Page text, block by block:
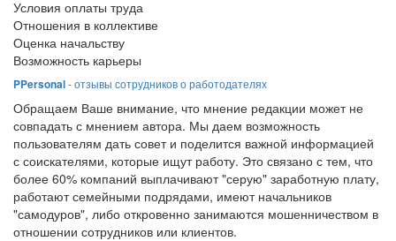
Условия оплаты труда
Отношения в коллективе
Оценка начальству
Возможность карьеры
PPersonal- отзывы сотрудников о работодателях
Обращаем Ваше внимание, что мнение редакции может не
совпадать с мнением автора. Мы даем возможность
пользователям дать совет и поделится важной информацией
с соискателями, которые ищут работу. Это связано с тем, что
более 60% компаний выплачивают "серую" заработную плату,
работают семейными подрядами, имеют начальников
"самодуров", либо откровенно занимаются мошенничеством в
отношении сотрудников или клиентов.